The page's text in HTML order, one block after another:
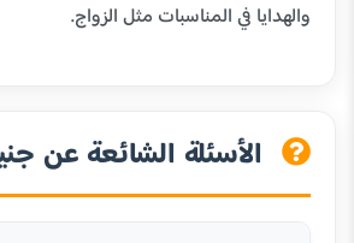
والهدايا في المناسبات مثل الزواج.
الأسئلة الشائعة عن